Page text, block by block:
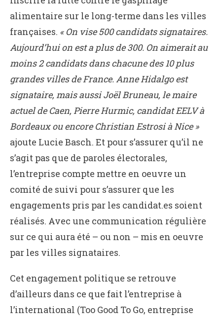
alimentaire sur le long-terme dans les villes
françaises. « On vise 500 candidats signataires.
Aujourd’hui on est a plus de 300. On aimerait au
moins 2 candidats dans chacune des 10 plus
grandes villes de France. Anne Hidalgo est
signataire, mais aussi Joël Bruneau, le maire
actuel de Caen, Pierre Hurmic, candidat EELV à
Bordeaux ou encore Christian Estrosi à Nice »
ajoute Lucie Basch. Et pour s’assurer qu’il ne
s’agit pas que de paroles électorales,
l’entreprise compte mettre en oeuvre un
comité de suivi pour s’assurer que les
engagements pris par les candidat.es soient
réalisés. Avec une communication régulière
sur ce qui aura été – ou non – mis en oeuvre
par les villes signataires.
Cet engagement politique se retrouve
d’ailleurs dans ce que fait l’entreprise à
l’international (Too Good To Go, entreprise